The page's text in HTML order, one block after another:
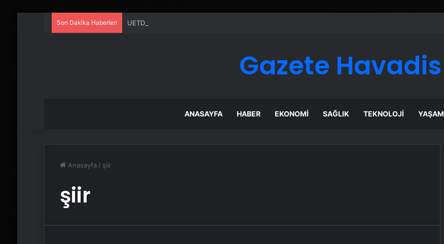
Son Dakika Haberleri UETDS Nedir ? Uetds.com İle Akıllı Dijital Taşımacılık Yazılımı
Gazete Havadis
ANASAYFA HABER EKONOMI SAĞLIK TEKNOLOJI YAŞAM
Anasayfa / şiir
şiir